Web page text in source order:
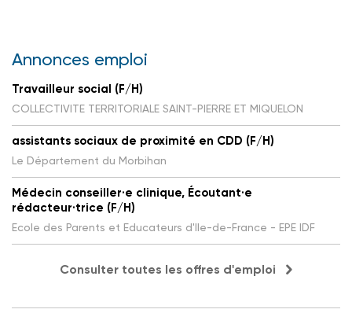
Annonces emploi
Travailleur social (F/H)
COLLECTIVITE TERRITORIALE SAINT-PIERRE ET MIQUELON
assistants sociaux de proximité en CDD (F/H)
Le Département du Morbihan
Médecin conseiller·e clinique, Écoutant·e
rédacteur·trice (F/H)
Ecole des Parents et Educateurs d'Ile-de-France - EPE IDF
Consulter toutes les offres d'emploi